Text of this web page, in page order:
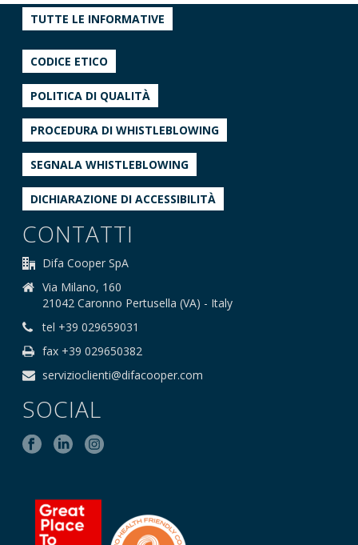
TUTTE LE INFORMATIVE
CODICE ETICO
POLITICA DI QUALITÀ
PROCEDURA DI WHISTLEBLOWING
SEGNALA WHISTLEBLOWING
DICHIARAZIONE DI ACCESSIBILITÀ
CONTATTI
Difa Cooper SpA
Via Milano, 160
21042 Caronno Pertusella (VA) - Italy
tel +39 029659031
fax +39 029650382
servizioclienti@difacooper.com
SOCIAL